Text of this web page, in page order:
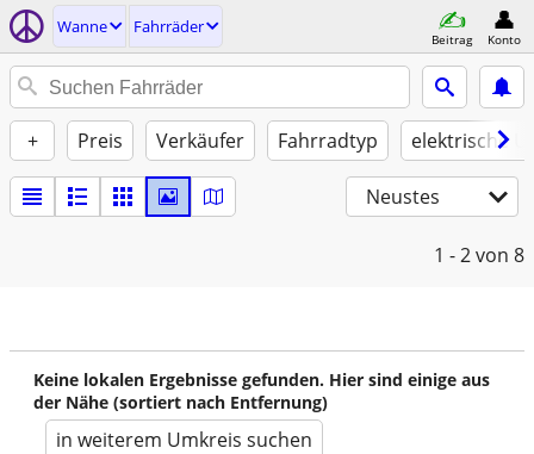
Wanne Fahrräder
Beitrag Konto
+ Preis Verkäufer Fahrradtyp elektrische
Neustes
1 - 2von 8
Keine lokalen Ergebnisse gefunden. Hier sind einige aus
der Nähe (sortiert nach Entfernung)
in weiterem Umkreis suchen